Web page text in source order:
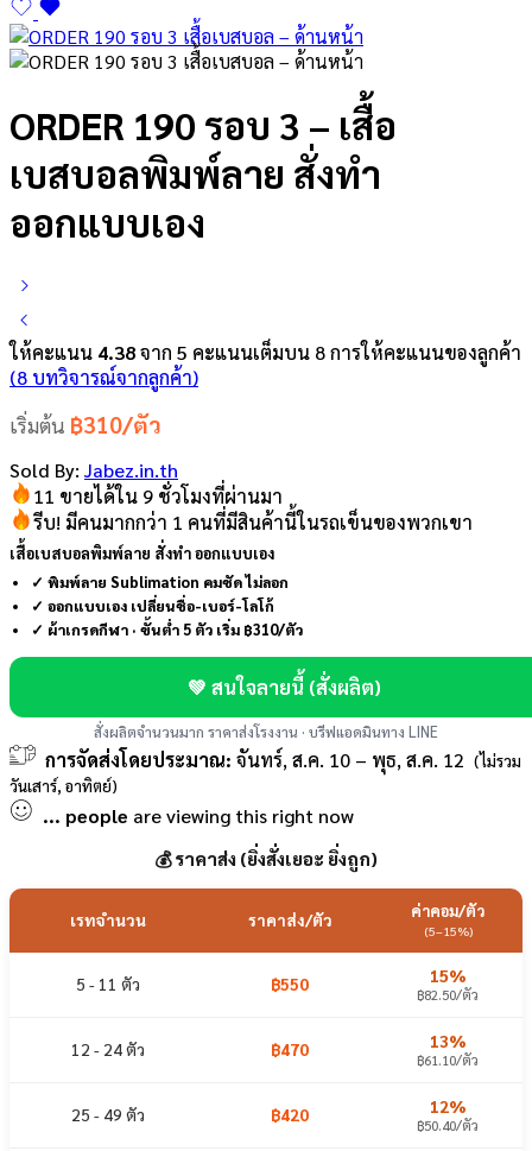
ORDER 190 รอบ 3 – เสื้อ
เบสบอลพิมพ์ลาย สั่งทำ
ออกแบบเอง
ให้คะแนน 4.38จาก 5 คะแนนเต็มบน 8การให้คะแนนของลูกค้า
(8 บทวิจารณ์จากลูกค้า)
เริ่มต้น ฿310/ตัว
Sold By: Jabez.in.th
11 ขายได้ใน 9 ชั่วโมงที่ผ่านมา
รีบ! มีคนมากกว่า 1 คนที่มีสินค้านี้ในรถเข็นของพวกเขา
เสื้อเบสบอลพิมพ์ลาย สั่งทำ ออกแบบเอง
✓ พิมพ์ลาย Sublimation คมชัด ไม่ลอก
✓ ออกแบบเอง เปลี่ยนชื่อ-เบอร์-โลโก้
✓ ผ้าเกรดกีฬา · ขั้นต่ำ 5 ตัว เริ่ม ฿310/ตัว
💚 สนใจลายนี้ (สั่งผลิต)
สั่งผลิตจำนวนมาก ราคาส่งโรงงาน · บรีฟแอดมินทาง LINE
การจัดส่งโดยประมาณ: จันทร์, ส.ค. 10 – พุธ, ส.ค. 12 (ไม่รวม
วันเสาร์, อาทิตย์)
... people are viewing this right now
💰 ราคาส่ง (ยิ่งสั่งเยอะ ยิ่งถูก)
เรทจำนวน ราคาส่ง/ตัว ค่าคอม/ตัว
(5–15%)
5 - 11 ตัว ฿550 15%
฿82.50/ตัว
12 - 24 ตัว ฿470 13%
฿61.10/ตัว
25 - 49 ตัว ฿420 12%
฿50.40/ตัว